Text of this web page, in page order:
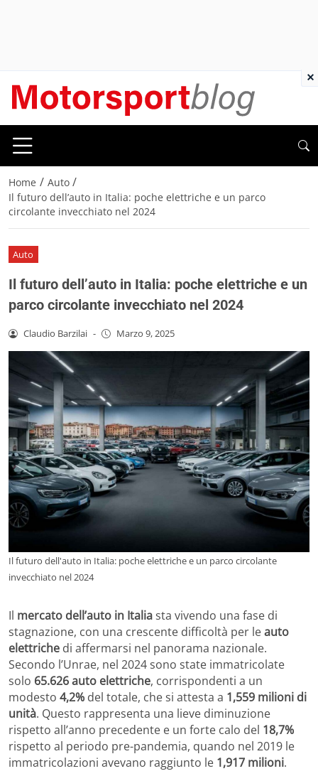
Home / Auto /
Il futuro dell’auto in Italia: poche elettriche e un parco
circolante invecchiato nel 2024
Auto
Il futuro dell’auto in Italia: poche elettriche e un
parco circolante invecchiato nel 2024
Claudio Barzilai - Marzo 9, 2025
Il futuro dell'auto in Italia: poche elettriche e un parco circolante
invecchiato nel 2024
Il mercato dell’auto in Italiasta vivendo una fase di
stagnazione, con una crescente difficoltà per leauto
elettriche di affermarsi nel panorama nazionale.
Secondo l’Unrae, nel 2024 sono state immatricolate
solo 65.626 auto elettriche, corrispondenti a un
modesto 4,2% del totale, che si attesta a 1,559 milioni di
unità. Questo rappresenta una lieve diminuzione
rispetto all’anno precedente e un forte calo del 18,7%
rispetto al periodo pre-pandemia, quando nel 2019 le
immatricolazioni avevano raggiunto le 1,917 milioni.
×